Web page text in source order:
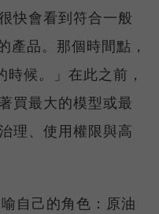
快會看到符合一般
產品。那個時間點，
候。」在此之前，
買最大的模型或最
理、使用權限與高
自己的角色：原油